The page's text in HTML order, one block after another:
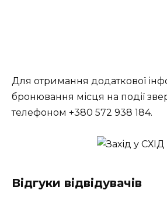
Для отримання додаткової
бронювання місця на події
телефоном +380 572 938 184.
Відгуки відвідувачів